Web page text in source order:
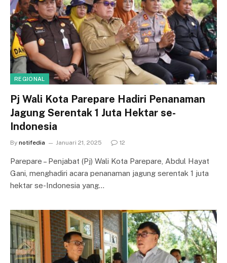
REGIONAL
Pj Wali Kota Parepare Hadiri Penanaman
Jagung Serentak 1 Juta Hektar se-
Indonesia
By notifedia Januari 21, 2025 12
Parepare – Penjabat (Pj) Wali Kota Parepare, Abdul Hayat
Gani, menghadiri acara penanaman jagung serentak 1 juta
hektar se-Indonesia yang…